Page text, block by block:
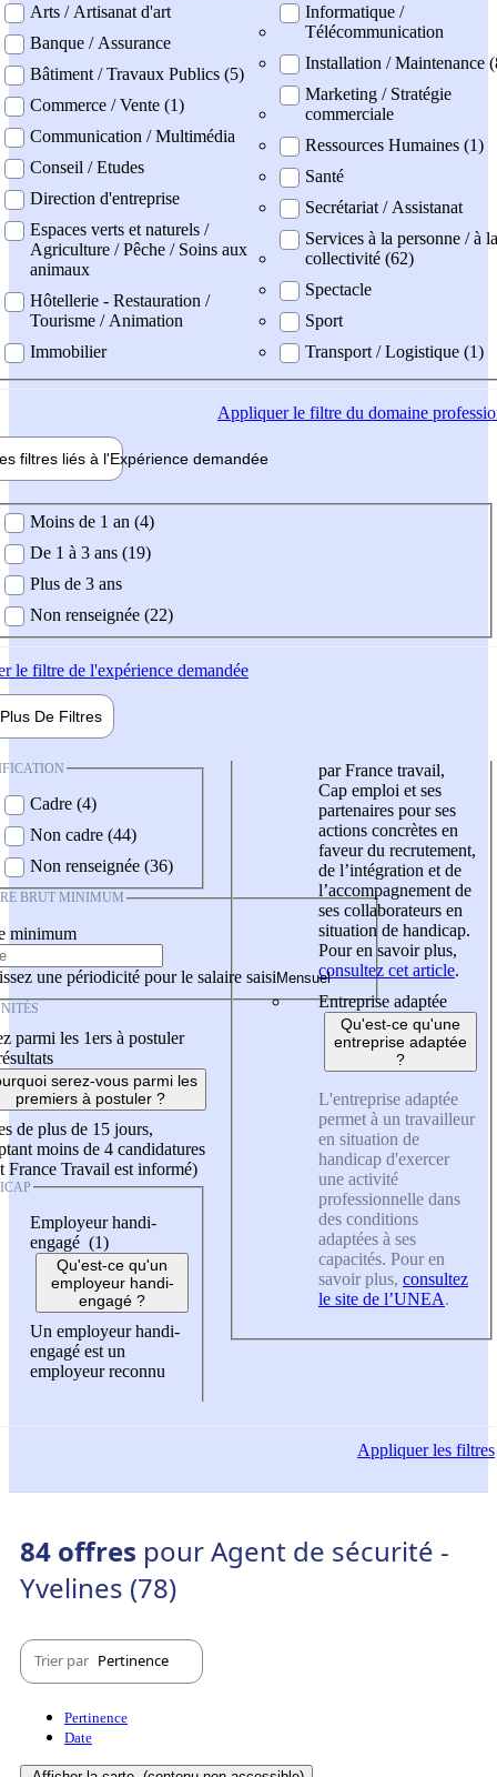
Arts / Artisanat d'art
Banque / Assurance
Bâtiment / Travaux Publics (5)
Commerce / Vente (1)
Communication / Multimédia
Conseil / Etudes
Direction d'entreprise
Espaces verts et naturels /
Agriculture / Pêche / Soins aux
animaux
Hôtellerie - Restauration /
Tourisme / Animation
Immobilier
Informatique /
Télécommunication
Installation / Maintenance
Marketing / Stratégie
commerciale
Ressources Humaines (1)
Santé
Secrétariat / Assistanat
Services à la personne / à la
collectivité (62)
Spectacle
Sport
Transport / Logistique (1)
Appliquerle filtre du domaine
filtres liés à l'Expérience demandée
demandée
Moins de 1 an (4)
De 1 à 3 ans (19)
Plus de 3 ans
Non renseignée (22)
le filtre de l'expérience demandée
Plus De Filtres
Cadre (4)
Non cadre (44)
Non renseignée (36)
BRUT MINIMUM
minimum
une périodicité pour le salaire saisi
parmi les 1ers à postuler
serez-vous parmi les
premiers à postuler ?
de plus de 15 jours,
moins de 4 candidatures
France Travail est informé)
Employeur handi-
engagé (1)
Qu'est-ce qu'un
employeur handi-
engagé ?
Un employeur handi-
engagé est un
employeur reconnu
par France travail,
Cap emploi et ses
partenaires pour ses
actions concrètes en
faveur du recrutement,
de l’intégration et de
l’accompagnement de
ses collaborateurs en
situation de handicap.
Pour en savoir plus,
consultez cet article.
Entreprise adaptée
Qu'est-ce qu'une
entreprise adaptée
?
L'entreprise adaptée
permet à un travailleur
en situation de
handicap d'exercer
une activité
professionnelle dans
des conditions
adaptées à ses
capacités. Pour en
savoir plus, consultez
le site de l’UNEA.
Appliquerles filtres
84 offres pour Agent de sécurité -
Yvelines (78)
Trier par Pertinence
Pertinence
Date